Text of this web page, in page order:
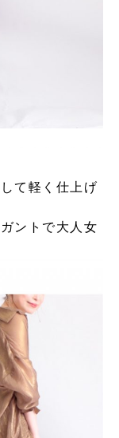
て軽く仕上げ
ントで大人女